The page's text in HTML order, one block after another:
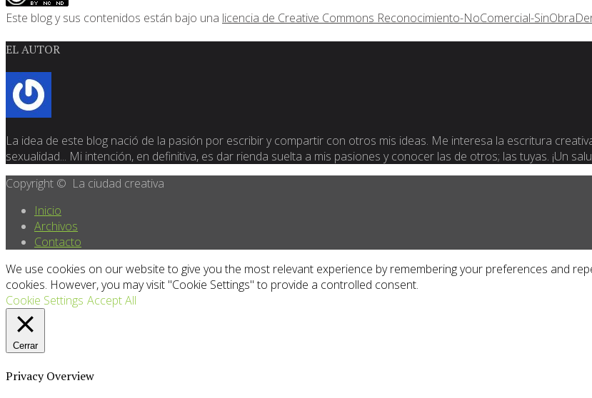
Este blog y sus contenidos están bajo una licencia de Creative Commons Reconocimiento-NoComercial-
EL AUTOR
La idea de este blog nació de la pasión por escribir y compartir con otros mis ideas. Me interesa la escritura
sexualidad... Mi intención, en definitiva, es dar rienda suelta a mis pasiones y conocer las de otros; las tuyas. ¡Un
Copyright © La ciudad creativa
Inicio
Archivos
Contacto
We use cookies on our website to give you the most relevant experience by remembering your preferences and
cookies. However, you may visit "Cookie Settings" to provide a controlled consent.
Cookie Settings Accept All
Cerrar
Privacy Overview